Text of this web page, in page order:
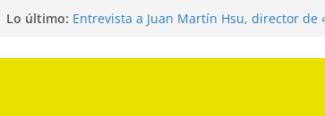
Lo último: Entrevista a Juan Martín Hsu, director de